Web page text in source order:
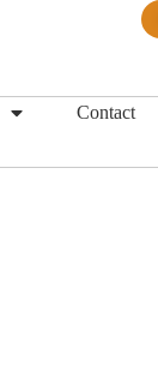
Contact